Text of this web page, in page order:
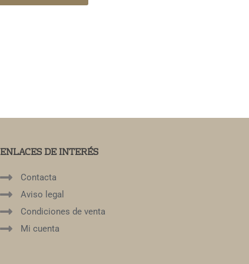
ENLACES DE INTERÉS
Contacta
Aviso legal
Condiciones de venta
Mi cuenta